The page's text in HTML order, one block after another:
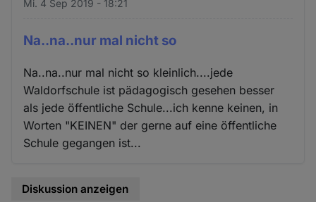
Mi. 4 Sep 2019 - 18:21
Na..na..nur mal nicht so
Na..na..nur mal nicht so kleinlich....jede
Waldorfschule ist pädagogisch gesehen besser
als jede öffentliche Schule...ich kenne keinen, in
Worten "KEINEN" der gerne auf eine öffentliche
Schule gegangen ist...
Diskussion anzeigen